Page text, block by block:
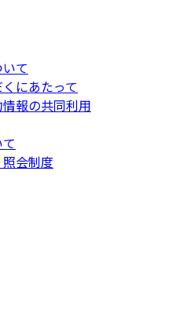
て
にあたって
報の共同利用
会制度